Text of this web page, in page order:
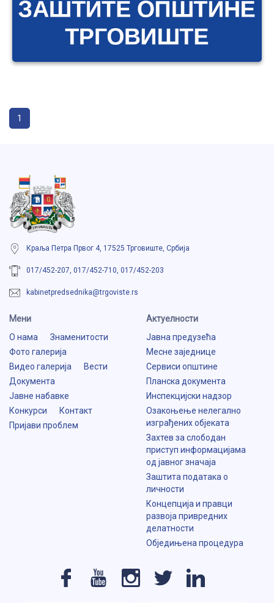
1
Краља Петра Првог 4, 17525 Трговиште, Србија
017/452-207, 017/452-710, 017/452-203
kabinetpredsednika@trgoviste.rs
Мени
О нама
Знаменитости
Фото галерија
Видео галерија
Вести
Документа
Јавне набавке
Конкурси
Контакт
Пријави проблем
Aктуелности
Јавна предузећа
Месне заједнице
Сервиси општине
Планска документа
Инспекцијски надзор
Озакоњење нелегално
изграђених објеката
Захтев за слободан
приступ информацијама
од јавног значаја
Заштита података о
личности
Концепција и правци
развоја привредних
делатности
Обједињена процедура